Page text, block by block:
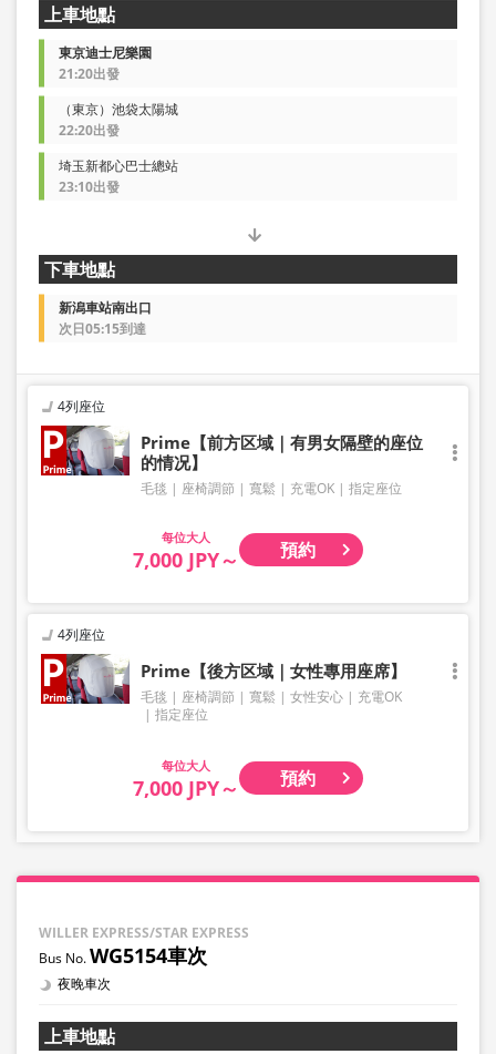
上車地點
東京迪士尼樂園
21:20出發
（東京）池袋太陽城
22:20出發
埼玉新都心巴士總站
23:10出發
下車地點
新潟車站南出口
次日05:15到達
4列座位
Prime【前方区域｜有男女隔壁的座位
的情况】
毛毯 座椅調節 寬鬆 充電OK 指定座位
大人
7,000 JPY～ 預約
4列座位
Prime【後方区域｜女性專用座席】
毛毯 座椅調節 寬鬆 女性安心
充電OK
指定座位
大人
7,000 JPY～ 預約
WILLER EXPRESS/STAR EXPRESS
WG5154車次
夜晚車次
上車地點